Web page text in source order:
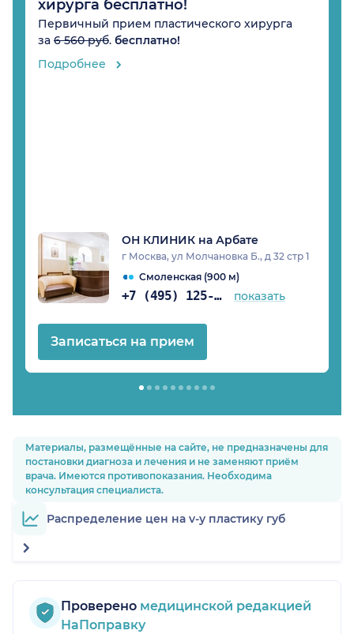
хирурга бесплатно!
Первичный прием пластического хирурга
за 6 560 руб. бесплатно!
Подробнее
ОН КЛИНИК на Арбате
г Москва, ул Молчановка Б., д 32 стр 1
Смоленская (900 м)
+7 (495) 125-17-00 показать
Записаться на прием
Материалы, размещённые на сайте, не предназначены для
постановки диагноза и лечения и не заменяют приём
врача. Имеются противопоказания. Необходима
консультация специалиста.
Распределение цен на v-у пластику губ
Проверено медицинской редакцией
НаПоправку